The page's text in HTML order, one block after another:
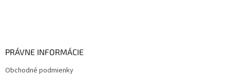
PRÁVNE INFORMÁCIE
Obchodné podmienky